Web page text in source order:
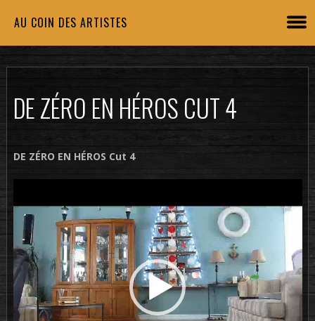
AU COIN DES ARTISTES
DE ZÉRO EN HÉROS CUT 4
DE ZÉRO EN HÉROS Cut 4
vidéo